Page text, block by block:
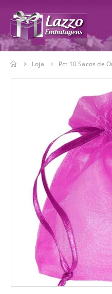
Loja Pct 10 Sacos de